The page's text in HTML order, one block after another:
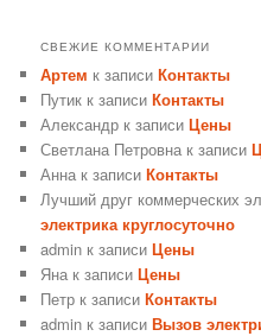
СВЕЖИЕ КОММЕНТАРИИ
Артем к записиКонтакты
Путик к записиКонтакты
Александр к записиЦены
Светлана Петровна к записи
Анна к записиКонтакты
Лучший друг коммерческих
электрика круглосуточно
admin к записиЦены
Яна к записиЦены
Петр к записиКонтакты
admin к записиВызов